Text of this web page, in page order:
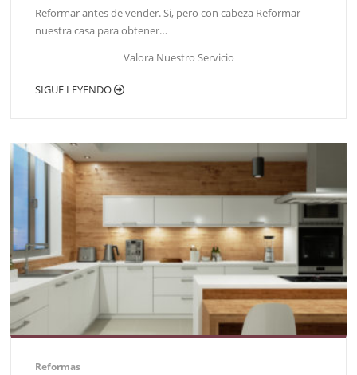
Reformar antes de vender. Si, pero con cabeza Reformar
nuestra casa para obtener…
Valora Nuestro Servicio
SIGUE LEYENDO
Reformas